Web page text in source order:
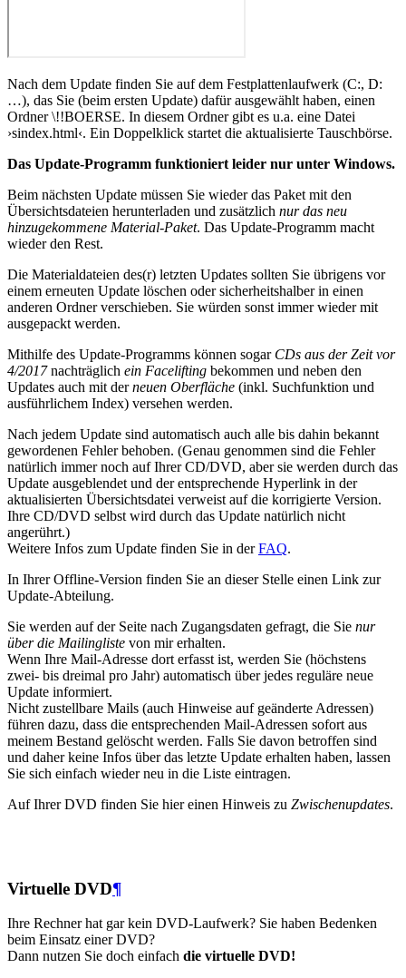
Nach dem Update finden Sie auf dem Festplattenlaufwerk (C:, D:
…), das Sie (beim ersten Update) dafür ausgewählt haben, einen
Ordner \!!BOERSE. In diesem Ordner gibt es u.a. eine Datei
›sindex.html‹. Ein Doppelklick startet die aktualisierte Tauschbörse.
Das Update-Programm funktioniert leider nur unter Windows.
Beim nächsten Update müssen Sie wieder das Paket mit den
Übersichtsdateien herunterladen und zusätzlich nur das neu
hinzugekommene Material-Paket. Das Update-Programm macht
wieder den Rest.
Die Materialdateien des(r) letzten Updates sollten Sie übrigens vor
einem erneuten Update löschen oder sicherheitshalber in einen
anderen Ordner verschieben. Sie würden sonst immer wieder mit
ausgepackt werden.
Mithilfe des Update-Programms können sogar CDs aus der Zeit vor
4/2017nachträglich ein Facelifting bekommen und neben den
Updates auch mit derneuen Oberfläche (inkl. Suchfunktion und
ausführlichem Index) versehen werden.
Nach jedem Update sind automatisch auch alle bis dahin bekannt
gewordenen Fehler behoben. (Genau genommen sind die Fehler
natürlich immer noch auf Ihrer CD/DVD, aber sie werden durch das
Update ausgeblendet und der entsprechende Hyperlink in der
aktualisierten Übersichtsdatei verweist auf die korrigierte Version.
Ihre CD/DVD selbst wird durch das Update natürlich nicht
angerührt.)
Weitere Infos zum Update finden Sie in derFAQ.
In Ihrer Offline-Version finden Sie an dieser Stelle einen Link zur
Update-Abteilung.
Sie werden auf der Seite nach Zugangsdaten gefragt, die Sie nur
über die Mailingliste von mir erhalten.
Wenn Ihre Mail-Adresse dort erfasst ist, werden Sie (höchstens
zwei- bis dreimal pro Jahr) automatisch über jedes reguläre neue
Update informiert.
Nicht zustellbare Mails (auch Hinweise auf geänderte Adressen)
führen dazu, dass die entsprechenden Mail-Adressen sofort aus
meinem Bestand gelöscht werden. Falls Sie davon betroffen sind
und daher keine Infos über das letzte Update erhalten haben, lassen
Sie sich einfach wieder neu in die Liste eintragen.
Auf Ihrer DVD finden Sie hier einen Hinweis zu Zwischenupdates.
Virtuelle DVD¶
Ihre Rechner hat gar kein DVD-Laufwerk? Sie haben Bedenken
beim Einsatz einer DVD?
Dann nutzen Sie doch einfach die virtuelle DVD!